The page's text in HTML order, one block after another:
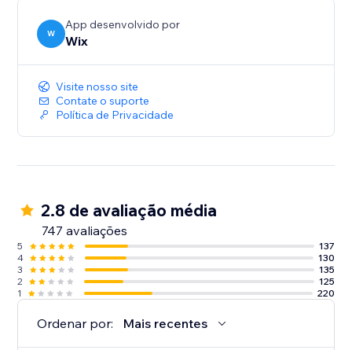
W
App desenvolvido por
Wix
Visite nosso site
Contate o suporte
Política de Privacidade
2.8 de avaliação média
747 avaliações
5
137
4
130
3
135
2
125
1
220
Ordenar por: Mais recentes